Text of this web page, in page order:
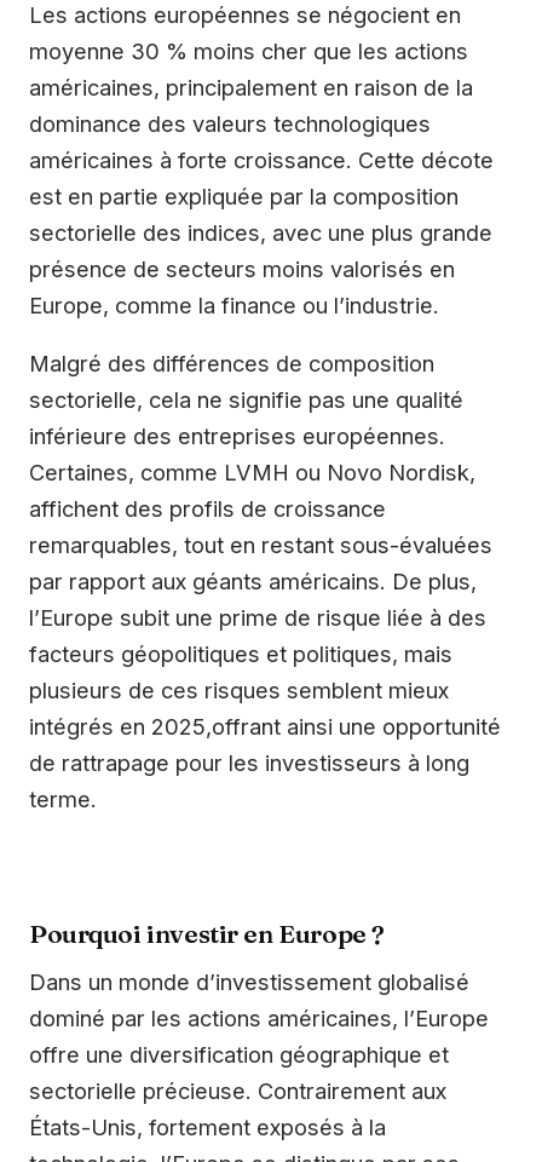
Les actions européennes se négocient en
moyenne 30 % moins cher que les actions
américaines, principalement en raison de la
dominance des valeurs technologiques
américaines à forte croissance. Cette décote
est en partie expliquée par la composition
sectorielle des indices, avec une plus grande
présence de secteurs moins valorisés en
Europe, comme la finance ou l’industrie.
Malgré des différences de composition
sectorielle, cela ne signifie pas une qualité
inférieure des entreprises européennes.
Certaines, comme LVMH ou Novo Nordisk,
affichent des profils de croissance
remarquables, tout en restant sous-évaluées
par rapport aux géants américains. De plus,
l’Europe subit une prime de risque liée à des
facteurs géopolitiques et politiques, mais
plusieurs de ces risques semblent mieux
intégrés en 2025,offrant ainsi une opportunité
de rattrapage pour les investisseurs à long
terme.
Pourquoi investir en Europe ?
Dans un monde d’investissement globalisé
dominé par les actions américaines, l’Europe
offre une diversification géographique et
sectorielle précieuse. Contrairement aux
États-Unis, fortement exposés à la